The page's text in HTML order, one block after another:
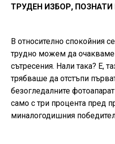
ТРУДЕН ИЗБОР, ПОЗНАТИ
В относително спокойния
трудно можем да
сътресения. Нали така? Е,
трябваше да отстъпи
безогледалните
само с три процента пред
миналогодишния победител